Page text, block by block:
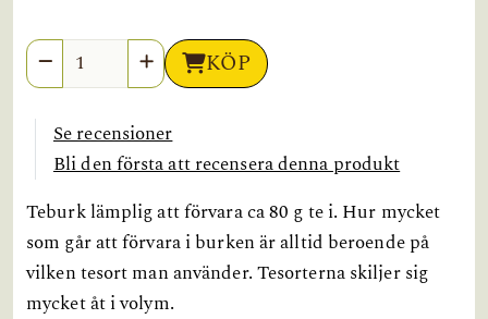
Antal KÖP
Se recensioner
Bli den första att recensera denna produkt
Teburk lämplig att förvara ca 80 g te i. Hur mycket
som går att förvara i burken är alltid beroende på
vilken tesort man använder. Tesorterna skiljer sig
mycket åt i volym.